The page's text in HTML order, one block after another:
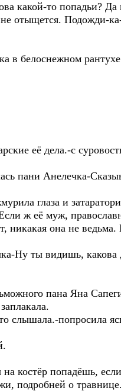
какой-то попадьи?
отыщется. Подожди-
в белоснежном
её дела.-с
пани Анелечка-
глаза и
ж её муж,
никакая она не
Ну ты видишь, какова
пана Яна
слышала.-попросила
костёр попадёшь,
подробней о